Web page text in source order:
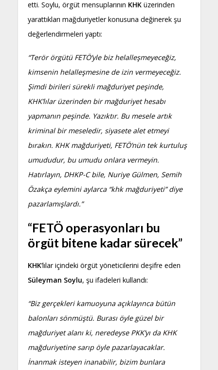
etti. Soylu, örgüt mensuplarının KHKüzerinden
yarattıkları mağduriyetler konusuna değinerek şu
değerlendirmeleri yaptı:
“Terör örgütü FETÖ’yle biz helalleşmeyeceğiz,
kimsenin helalleşmesine de izin vermeyeceğiz.
Şimdi birileri sürekli mağduriyet peşinde,
KHK’lılar üzerinden bir mağduriyet hesabı
yapmanın peşinde. Yazıktır. Bu mesele artık
kriminal bir meseledir, siyasete alet etmeyi
bırakın. KHK mağduriyeti, FETÖ’nün tek kurtuluş
umududur, bu umudu onlara vermeyin.
Hatırlayın, DHKP-C bile, Nuriye Gülmen, Semih
Özakça eylemini aylarca “khk mağduriyeti” diye
pazarlamışlardı.”
“FETÖ operasyonları bu
örgüt bitene kadar sürecek”
KHK’lılar içindeki örgüt yöneticilerini deşifre eden
Süleyman Soylu, şu ifadeleri kullandı:
“Biz gerçekleri kamuoyuna açıklayınca bütün
balonları sönmüştü. Burası öyle güzel bir
mağduriyet alanı ki, neredeyse PKK’yı da KHK
mağduriyetine sarıp öyle pazarlayacaklar.
İnanmak isteyen inanabilir, bizim bunlara